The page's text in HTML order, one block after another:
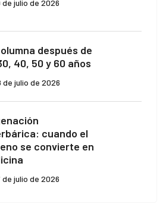
de julio de 2026
después de
40, 50 y 60 años
de julio de 2026
cuando el
se convierte en
de julio de 2026